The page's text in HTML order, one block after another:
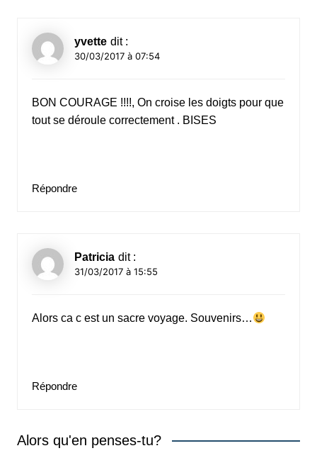
yvette dit :
30/03/2017 à 07:54
BON COURAGE !!!!, On croise les doigts pour que
tout se déroule correctement . BISES
Répondre
Patricia dit :
31/03/2017 à 15:55
Alors ca c est un sacre voyage. Souvenirs…
Répondre
Alors qu'en penses-tu?